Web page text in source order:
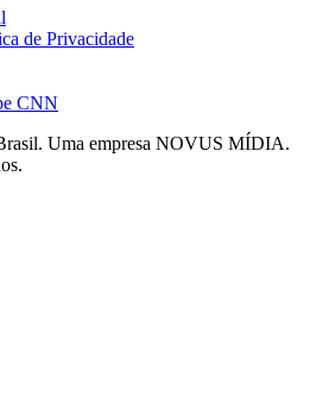
de Privacidade
CNN
Uma empresa NOVUS MÍDIA.